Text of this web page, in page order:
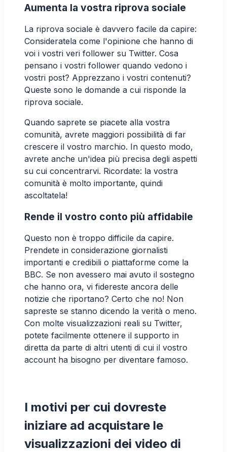
Aumenta la vostra riprova sociale
La riprova sociale è davvero facile da capire:
Consideratela come l'opinione che hanno di
voi i vostri veri follower su Twitter. Cosa
pensano i vostri follower quando vedono i
vostri post? Apprezzano i vostri contenuti?
Queste sono le domande a cui risponde la
riprova sociale.
Quando saprete se piacete alla vostra
comunità, avrete maggiori possibilità di far
crescere il vostro marchio. In questo modo,
avrete anche un'idea più precisa degli aspetti
su cui concentrarvi. Ricordate: la vostra
comunità è molto importante, quindi
ascoltatela!
Rende il vostro conto più affidabile
Questo non è troppo difficile da capire.
Prendete in considerazione giornalisti
importanti e credibili o piattaforme come la
BBC. Se non avessero mai avuto il sostegno
che hanno ora, vi fidereste ancora delle
notizie che riportano? Certo che no! Non
sapreste se stanno dicendo la verità o meno.
Con molte visualizzazioni reali su Twitter,
potete facilmente ottenere il supporto in
diretta da parte di altri utenti di cui il vostro
account ha bisogno per diventare famoso.
I motivi per cui dovreste
iniziare ad acquistare le
visualizzazioni dei video di